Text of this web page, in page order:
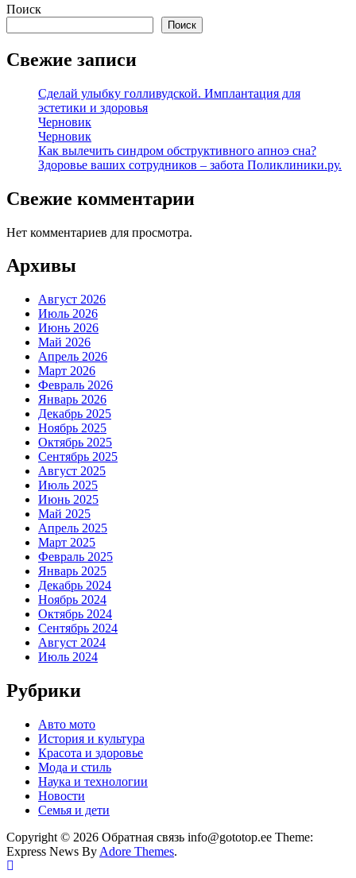
Поиск
Поиск
Свежие записи
Сделай улыбку голливудской. Имплантация для
эстетики и здоровья
Черновик
Черновик
Как вылечить синдром обструктивного апноэ сна?
Здоровье ваших сотрудников – забота Поликлиники.ру.
Свежие комментарии
Нет комментариев для просмотра.
Архивы
Август 2026
Июль 2026
Июнь 2026
Май 2026
Апрель 2026
Март 2026
Февраль 2026
Январь 2026
Декабрь 2025
Ноябрь 2025
Октябрь 2025
Сентябрь 2025
Август 2025
Июль 2025
Июнь 2025
Май 2025
Апрель 2025
Март 2025
Февраль 2025
Январь 2025
Декабрь 2024
Ноябрь 2024
Октябрь 2024
Сентябрь 2024
Август 2024
Июль 2024
Рубрики
Авто мото
История и культура
Красота и здоровье
Мода и стиль
Наука и технологии
Новости
Семья и дети
Copyright © 2026 Обратная связь info@gototop.ee Theme:
Express News By Adore Themes.